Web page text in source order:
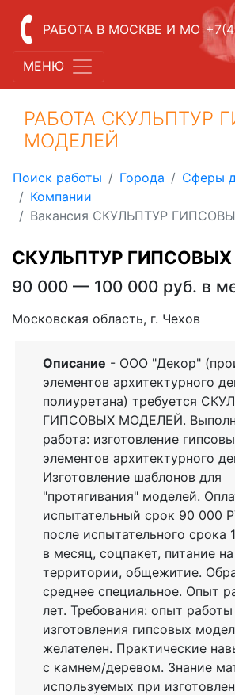
РАБОТА В МОСКВЕ И МО
МЕНЮ
РАБОТА СКУЛЬПТУР
МОДЕЛЕЙ
Поиск работы Города
Сферы
Компании
Вакансия СКУЛЬПТУР
СКУЛЬПТУР
90 000 — 100 000 руб. в
Московская область, г. Чехов
Описание - ООО "Декор"
элементов архитектурного
полиуретана) требуется
ГИПСОВЫХ МОДЕЛЕЙ.
работа: изготовление
элементов архитектурного
Изготовление шаблонов для
"протягивания" моделей.
испытательный срок 90 000
после испытательного срока
в месяц, соцпакет, питание на
территории, общежитие.
среднее специальное. Опыт
лет. Требования: опыт
изготовления гипсовых
желателен. Практические
с камнем/деревом. Знание
используемых при